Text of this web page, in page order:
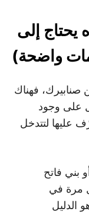
إلى
صنابيرك، فهناك
على وجود
عليها لتتدخل
بني فاتح
مرة في
الدليل